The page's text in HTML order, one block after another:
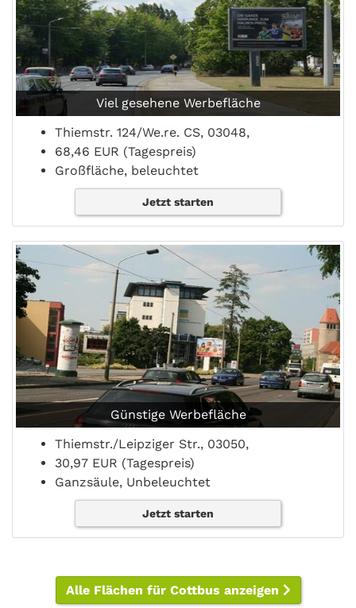
Viel gesehene Werbefläche
Thiemstr. 124/We.re. CS, 03048,
68,46 EUR (Tagespreis)
Großfläche, beleuchtet
Jetzt starten
Günstige Werbefläche
Thiemstr./Leipziger Str., 03050,
30,97 EUR (Tagespreis)
Ganzsäule, Unbeleuchtet
Jetzt starten
Alle Flächen für Cottbus anzeigen